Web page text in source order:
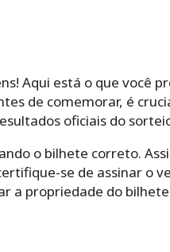
Aqui está o que você
de comemorar, é
oficiais do
o bilhete correto.
se de assinar o
a propriedade do bilhete